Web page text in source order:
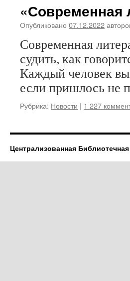
«Современная
Опубликовано 07.12.2022
Современная
судить, как
Каждый человек
если пришлось не
Рубрика: Новости | 1 227
Централизованная